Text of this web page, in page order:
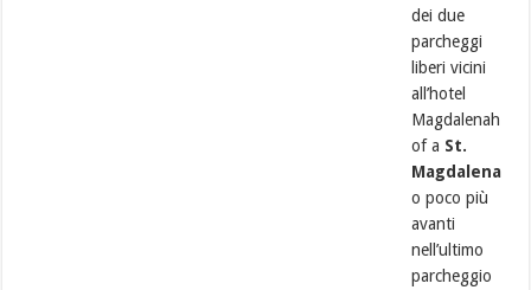
dei due
parcheggi
liberi vicini
all’hotel
Magdalenah
of a St.
Magdalena
o poco più
avanti
nell’ultimo
parcheggio